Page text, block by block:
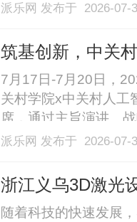
派乐网 发布于 2026-
筑基创新，中关
会
7月17日-7月20日，
关村学院x中关村人工
席，通过主旨演讲、
交流，系统展示中关
关村学院院长、中关
派乐网 发布于 2026-
浙江义乌3D激光
随着科技的快速发展